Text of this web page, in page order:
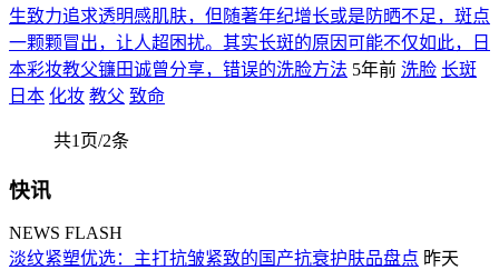
生致力追求透明感肌肤，但随著年纪增长或是防晒不足，斑点
一颗颗冒出，让人超困扰。其实长斑的原因可能不仅如此，日
本彩妆教父镰田诚曾分享，错误的洗脸方法 5年前 洗脸 长斑
日本 化妆 教父 致命
共1页/2条
快讯
NEWS FLASH
淡纹紧塑优选：主打抗皱紧致的国产抗衰护肤品盘点 昨天